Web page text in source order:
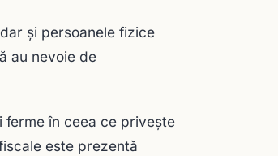
și persoanele fizice
au nevoie de
ferme în ceea ce privește
este prezentă